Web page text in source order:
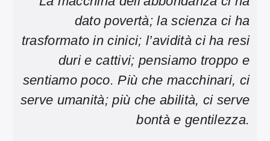
dato povertà;la scienza ci ha
trasformato in cinici; l’avidità ci ha resi
duri e cattivi; pensiamo troppo e
sentiamo poco. Più che macchinari, ci
serve umanità; più che abilità, ci serve
bontà e gentilezza.